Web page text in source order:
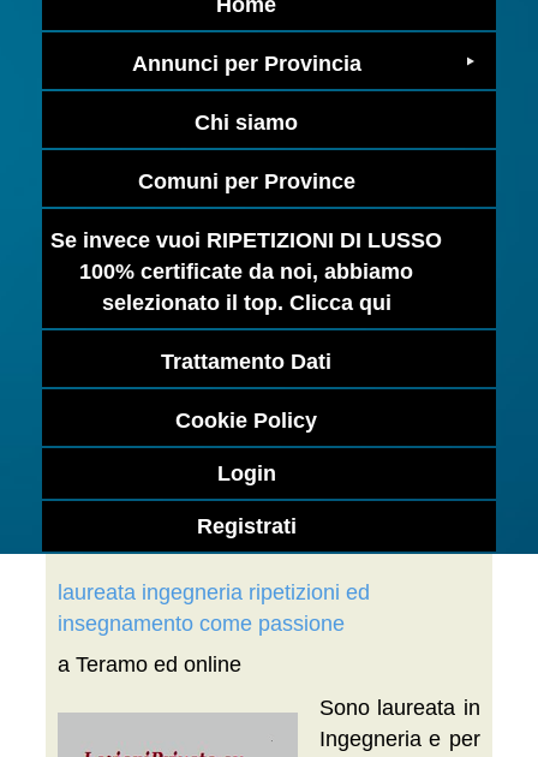
Annunci per Provincia
Chi siamo
Comuni per Province
Se invece vuoi RIPETIZIONI DI LUSSO
100% certificate da noi, abbiamo
selezionato il top. Clicca qui
Trattamento Dati
Cookie Policy
Login
Registrati
laureata ingegneria ripetizioni ed
insegnamento come passione
a Teramo ed online
Sono laureata in
Ingegneria e per